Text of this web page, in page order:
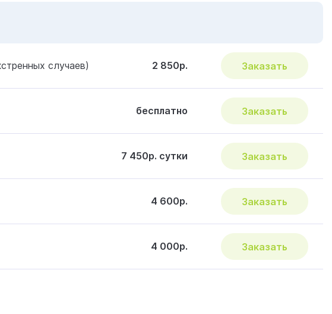
случаев) 2 850р. Заказать
бесплатно Заказать
7 450р. сутки Заказать
4 600р. Заказать
4 000р. Заказать